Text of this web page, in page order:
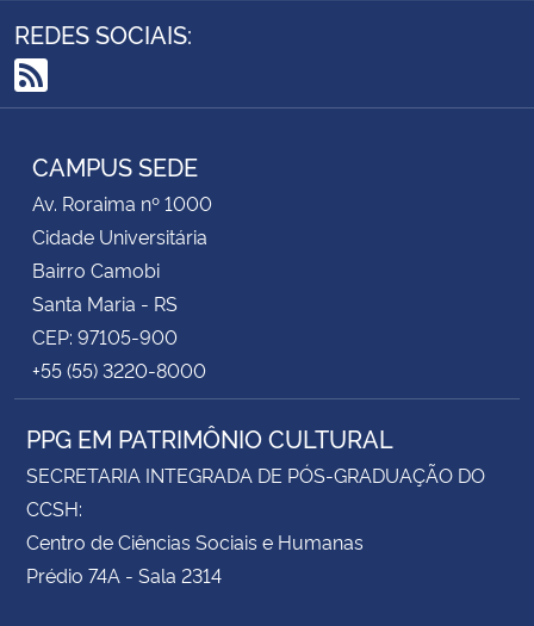
REDES SOCIAIS:
RSS
CAMPUS SEDE
Av. Roraima nº 1000
Cidade Universitária
Bairro Camobi
Santa Maria - RS
CEP: 97105-900
+55 (55) 3220-8000
PPG EM PATRIMÔNIO CULTURAL
SECRETARIA INTEGRADA DE PÓS-GRADUAÇÃO DO
CCSH:
Centro de Ciências Sociais e Humanas
Prédio 74A - Sala 2314